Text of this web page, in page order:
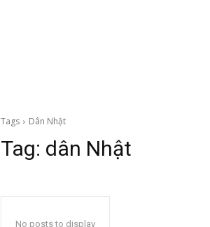
Tags Dân Nhật
Tag: dân Nhật
No posts to display